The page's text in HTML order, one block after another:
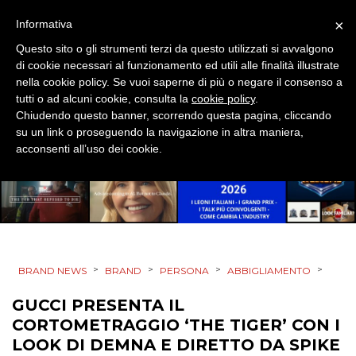
DATI
RICERCHE
PREVISIONI/SCENARI
NORMATIVE
TREND
OPINIONI
BRAND NEWS > BRAND > PERSONA > ABBIGLIAMENTO >
GUCCI PRESENTA IL
CORTOMETRAGGIO ‘THE TIGER’ CON I
LOOK DI DEMNA E DIRETTO DA SPIKE
×
Informativa
Questo sito o gli strumenti terzi da questo utilizzati si avvalgono
di cookie necessari al funzionamento ed utili alle finalità illustrate
nella cookie policy. Se vuoi saperne di più o negare il consenso a
tutti o ad alcuni cookie, consulta la cookie policy.
Chiudendo questo banner, scorrendo questa pagina, cliccando
su un link o proseguendo la navigazione in altra maniera,
acconsenti all’uso dei cookie.